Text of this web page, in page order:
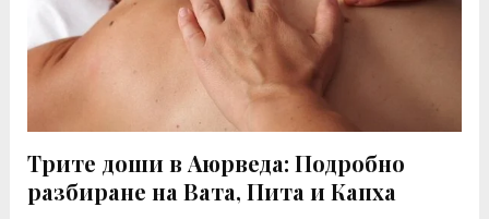
Трите доши в Аюрведа: Подробно
разбиране на Вата, Пита и Капха